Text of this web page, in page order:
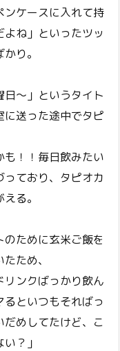
ンケースに入れて持
ね」といったツッ
り。
～」というタイト
送った途中でタピ
も！！毎日飲みたい
ており、タピオカ
る。
ために玄米ご飯を
ため、
ンクばっかり飲ん
といつもそればっ
めしてたけど、こ
？」